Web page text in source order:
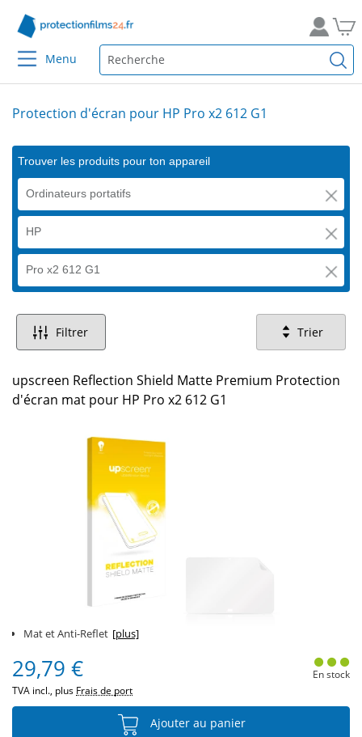
Menu
Protection d'écran pour HP Pro x2 612 G1
Trouver les produits pour ton appareil
Ordinateurs portatifs
HP
Pro x2 612 G1
Filtrer Trier
upscreen Reflection Shield Matte Premium Protection
d'écran mat pour HP Pro x2 612 G1
Mat et Anti-Reflet [plus]
29,79 €
TVA incl., plus Frais de port
En stock
Ajouter au panier